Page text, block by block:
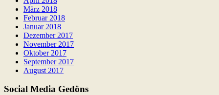
März 2018
Februar 2018
Januar 2018
Dezember 2017
November 2017
Oktober 2017
September 2017
August 2017
Social Media Gedöns